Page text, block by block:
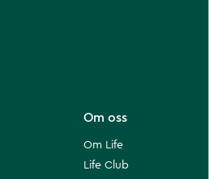
Om oss
Om Life
Life Club